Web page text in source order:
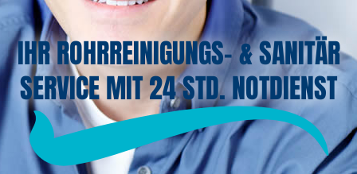
IHR ROHRREINIGUNGS- & SANITÄR
SERVICE MIT 24 STD. NOTDIENST